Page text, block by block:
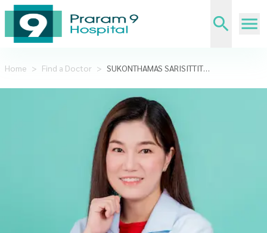
Home > Find a Doctor > SUKONTHAMAS SARISITTITHAM,MD.